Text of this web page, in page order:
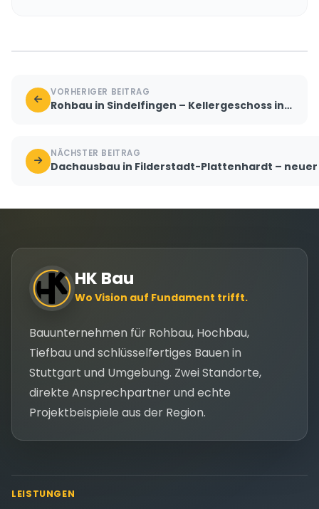
VORHERIGER BEITRAG
Rohbau in Sindelfingen – Kellergeschoss in Stahlbeton
NÄCHSTER BEITRAG
Dachausbau in Filderstadt-Plattenhardt –
HK Bau
Wo Vision auf Fundament trifft.
Bauunternehmen für Rohbau, Hochbau,
Tiefbau und schlüsselfertiges Bauen in
Stuttgart und Umgebung. Zwei Standorte,
direkte Ansprechpartner und echte
Projektbeispiele aus der Region.
LEISTUNGEN